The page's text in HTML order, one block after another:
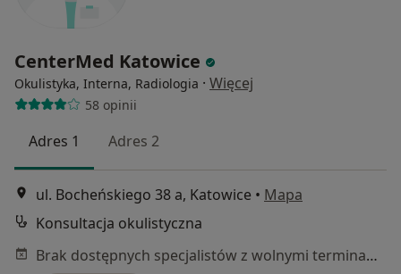
CenterMed Katowice
Okulistyka, Interna, Radiologia · Więcej
58 opinii
Adres 1 Adres 2
ul. Bocheńskiego 38 a, Katowice • Mapa
Konsultacja okulistyczna
Brak dostępnych specjalistów z wolnymi terminami w tym centrum medycznym.